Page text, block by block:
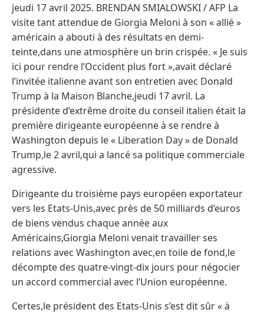
jeudi 17 avril 2025. BRENDAN SMIALOWSKI / AFP La
visite tant attendue de Giorgia Meloni à son « allié »
américain a abouti à des résultats en demi-
teinte,dans une atmosphère un brin crispée. « Je suis
ici pour rendre l’Occident plus fort »,avait déclaré
l’invitée italienne avant son entretien avec Donald
Trump à la Maison Blanche,jeudi 17 avril. La
présidente d’extrême droite du conseil italien était la
première dirigeante européenne à se rendre à
Washington depuis le « Liberation Day » de Donald
Trump,le 2 avril,qui a lancé sa politique commerciale
agressive.
Dirigeante du troisième pays européen exportateur
vers les Etats-Unis,avec près de 50 milliards d’euros
de biens vendus chaque année aux
Américains,Giorgia Meloni venait travailler ses
relations avec Washington avec,en toile de fond,le
décompte des quatre-vingt-dix jours pour négocier
un accord commercial avec l’Union européenne.
Certes,le président des Etats-Unis s’est dit sûr « à